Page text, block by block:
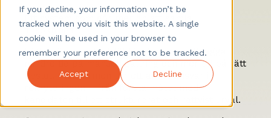
If you decline, your information won’t be
tracked when you visit this website. A single
cookie will be used in your browser to
remember your preference not to be tracked.
Accept Decline
Ett system som gör mer än att samla
ansökningar.
Higher är utvecklat till företag som vill lägga
mindre tid på manuell gallring och mer tid på rätt
beslut. Plattformen tar ett aktivt ansvar i
rekryteringen – från första mötet med
kandidaten till ett strukturerat och rättvist urval.